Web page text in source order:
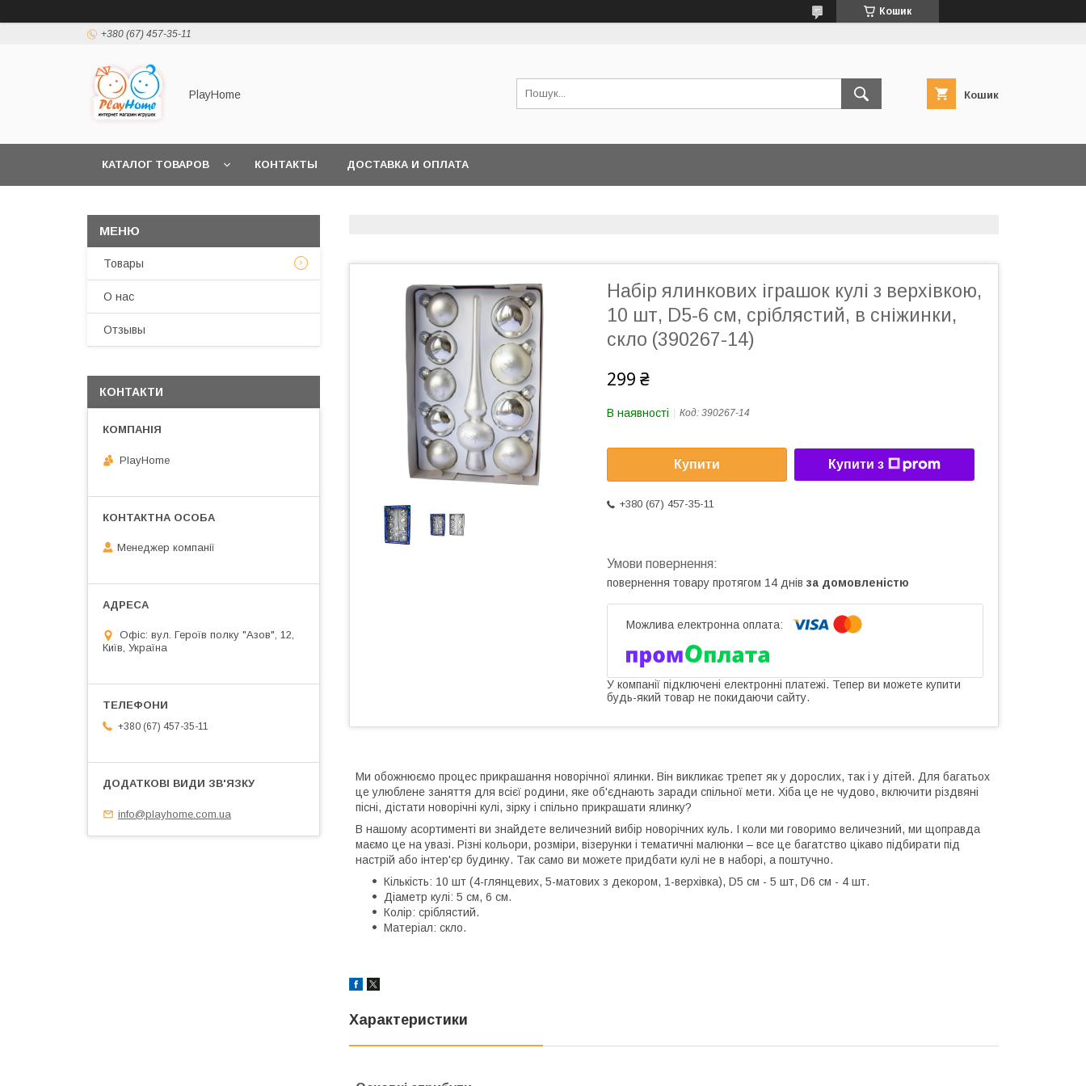
Кошик
+380 (67) 457-35-11
PlayHome Кошик
КАТАЛОГ ТОВАРОВ КОНТАКТЫ ДОСТАВКА И ОПЛАТА
Набір ялинкових іграшок кулі з верхівкою,
10 шт, D5-6 см, сріблястий, в сніжинки,
скло (390267-14)
299 ₴
В наявності Код: 390267-14
Купити Купити з
+380 (67) 457-35-11
повернення товару протягом 14 днів за домовленістю
У компанії підключені електронні платежі. Тепер ви можете купити
будь-який товар не покидаючи сайту.
Ми обожнюємо процес прикрашання новорічної ялинки. Він викликає трепет як у дорослих, так і у дітей. Для багатьох
це улюблене заняття для всієї родини, яке об'єднають заради спільної мети. Хіба це не чудово, включити різдвяні
пісні, дістати новорічні кулі, зірку і спільно прикрашати ялинку?
В нашому асортименті ви знайдете величезний вибір новорічних куль. І коли ми говоримо величезний, ми щоправда
маємо це на увазі. Різні кольори, розміри, візерунки і тематичні малюнки – все це багатство цікаво підбирати під
настрій або інтер'єр будинку. Так само ви можете придбати кулі не в наборі, а поштучно.
Кількість: 10 шт (4-глянцевих, 5-матових з декором, 1-верхівка), D5 см - 5 шт, D6 см - 4 шт.
Діаметр кулі: 5 см, 6 см.
Колір: сріблястий.
Матеріал: скло.
Характеристики
Товары
О нас
Отзывы
КОНТАКТИ
PlayHome
Менеджер компанії
Офіс: вул. Героїв полку "Азов", 12,
Київ, Україна
+380 (67) 457-35-11
info@playhome.com.ua